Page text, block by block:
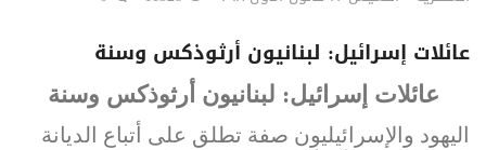
عائلات إسرائيل: لبنانيون أرثوذكس وسنة
عائلات إسرائيل: لبنانيون أرثوذكس وسنة
اليهود والإسرائيليون صفة تطلق على أتباع الديانة